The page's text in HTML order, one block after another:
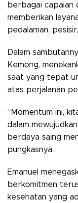
berbagai capaian
memberikan
pedalaman,
Dalam
Kemong,
saat yang tepat
atas perjalanan
“Momentum ini,
dalam
berdaya saing
pungkasnya.
Emanuel
berkomitmen
kesehatan yang